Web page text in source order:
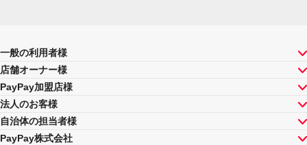
一般の利用者様
店舗オーナー様
PayPay加盟店様
法人のお客様
自治体の担当者様
PayPay株式会社